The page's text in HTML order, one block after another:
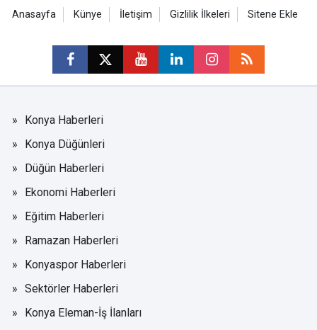
Anasayfa Künye İletişim Gizlilik İlkeleri Sitene Ekle
Konya Haberleri
Konya Düğünleri
Düğün Haberleri
Ekonomi Haberleri
Eğitim Haberleri
Ramazan Haberleri
Konyaspor Haberleri
Sektörler Haberleri
Konya Eleman-İş İlanları